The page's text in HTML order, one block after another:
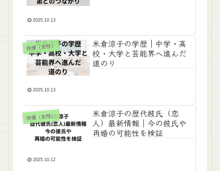
2025.10.13
俳優（女性）
米倉涼子の学歴｜中学・高
校・大学と芸能界へ進んだ
道のり
2025.10.13
俳優（女性）
米倉涼子の歴代彼氏（恋
人）最新情報｜今の彼氏や
再婚の可能性を検証
2025.10.12